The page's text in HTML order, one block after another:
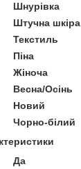
Шнурівка
Штучна шкіра
Текстиль
Піна
Жіноча
Весна/Осінь
Новий
Чорно-білий
Да